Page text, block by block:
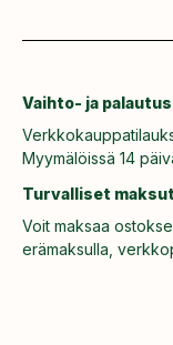
Vaihto- ja
Myymälöissä 14
Turvalliset
Voit maksaa
erämaksulla,